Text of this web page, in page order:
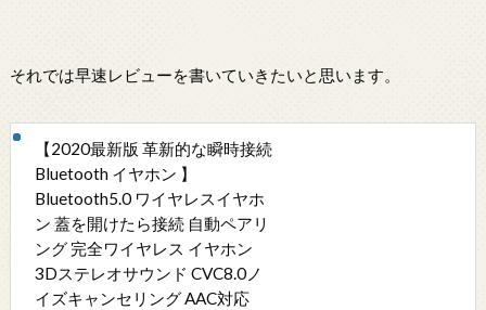
それでは早速レビューを書いていきたいと思います。
【2020最新版 革新的な瞬時接続
Bluetooth イヤホン 】
Bluetooth5.0 ワイヤレスイヤホ
ン 蓋を開けたら接続 自動ペアリ
ング 完全ワイヤレス イヤホン
3Dステレオサウンド CVC8.0ノ
イズキャンセリング AAC対応